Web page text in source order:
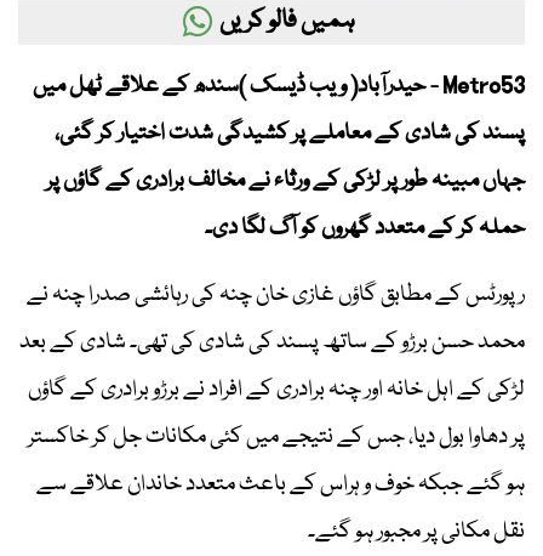
ہمیں فالو کریں
Metro53 - حیدرآباد( ویب ڈیسک )سندھ کے علاقے ٹھل میں
پسند کی شادی کے معاملے پر کشیدگی شدت اختیار کر گئی،
جہاں مبینہ طور پر لڑکی کے ورثاء نے مخالف برادری کے گاؤں پر
حملہ کر کے متعدد گھروں کو آگ لگا دی۔
رپورٹس کے مطابق گاؤں غازی خان چنہ کی رہائشی صدرا چنہ نے
محمد حسن برڑو کے ساتھ پسند کی شادی کی تھی۔ شادی کے بعد
لڑکی کے اہل خانہ اور چنہ برادری کے افراد نے برڑو برادری کے گاؤں
پر دھاوا بول دیا، جس کے نتیجے میں کئی مکانات جل کر خاکستر
ہو گئے جبکہ خوف و ہراس کے باعث متعدد خاندان علاقے سے
نقل مکانی پر مجبور ہو گئے۔